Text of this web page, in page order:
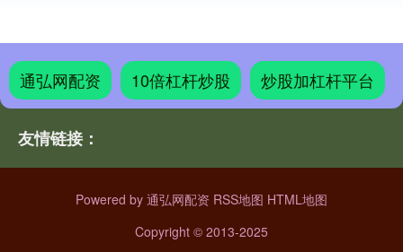
通弘网配资 10倍杠杆炒股 炒股加杠杆平台
友情链接：
Powered by 通弘网配资 RSS地图 HTML地图
Copyright © 2013-2025